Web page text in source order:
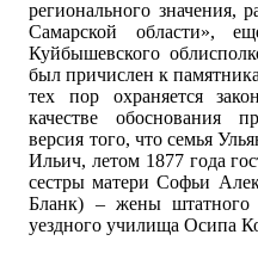
регионального значения,
Самарской области»,
Куйбышевского
был причислен к
тех пор охраняется
качестве обоснования
версия того, что семья
Ильич, летом 1877 года
сестры матери Софьи
Бланк) – жены штатного
уездного училища Осипа